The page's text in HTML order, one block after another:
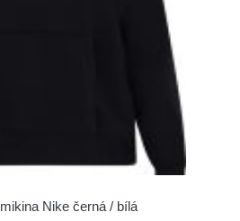
Nike černá / bílá